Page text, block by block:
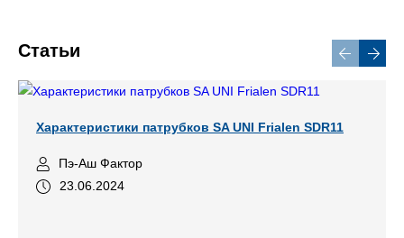
Статьи
Характеристики патрубков SA UNI Frialen SDR11
Пэ-Аш Фактор
23.06.2024